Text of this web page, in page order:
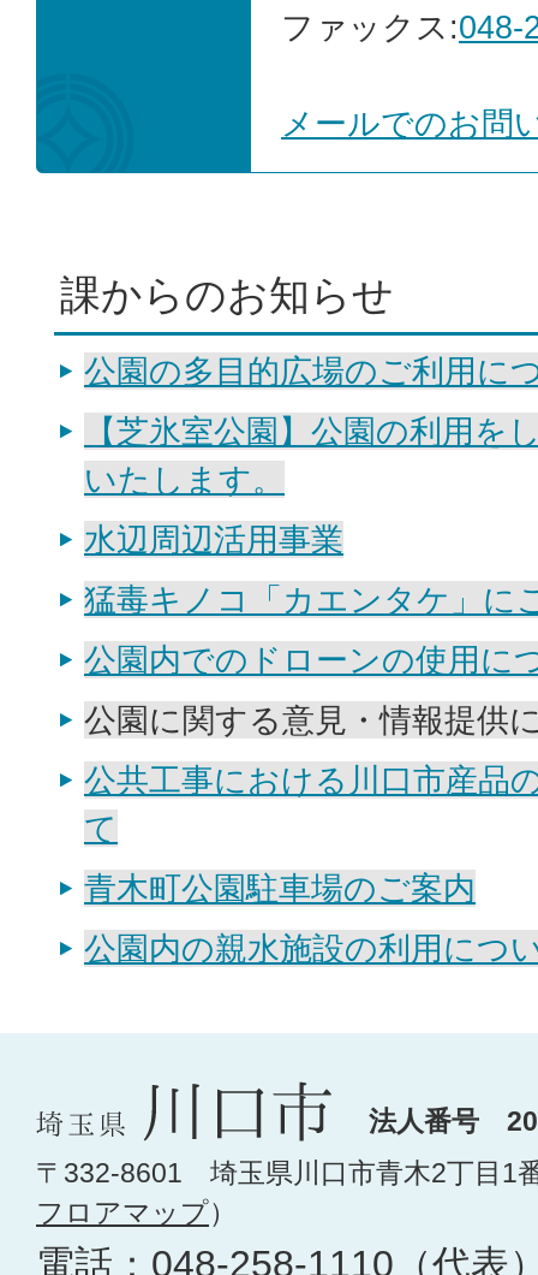
ファックス:048-
メールでのお問
課からのお知らせ
公園の多目的広場のご利用に
【芝氷室公園】公園の利用を
いたします。
水辺周辺活用事業
猛毒キノコ「カエンタケ」に
公園内でのドローンの使用に
公園に関する意見・情報提供
公共工事における川口市産品
て
青木町公園駐車場のご案内
公園内の親水施設の利用につ
法人番号
〒332-8601 埼玉県川口市青木2丁目1
フロアマップ）
電話： 048-258-1110 （代表